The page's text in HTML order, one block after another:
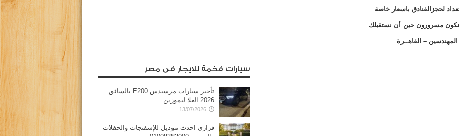
لحجزالفنادق باسعار خاصة
مسرورون حين أن نستقبلك
المهندسين – القاهــرة
سيارات فخمة للايجار فى مصر
تأجير سيارات مرسيدس E200 بالسائق
2026 العلا ليموزين
13/07/2026
فراري احدث موديل للإسفنجات والحفلات